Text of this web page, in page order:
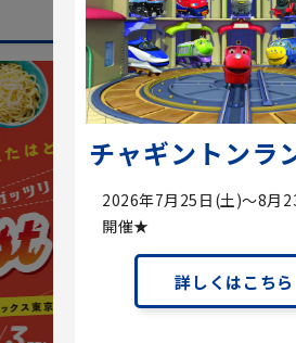
ショップガイド
チャギントンラ
2026年7月25日(土)～8月
開催★
詳しくはこちら